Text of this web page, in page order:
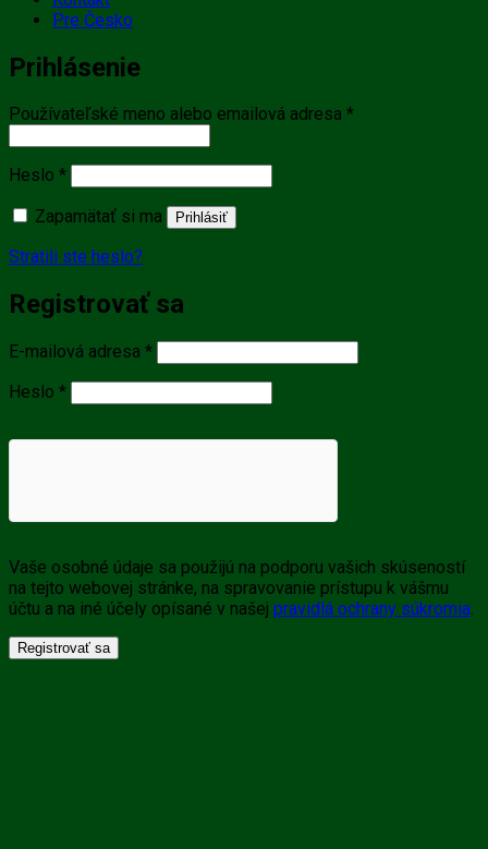
Pre Česko
Prihlásenie
Používateľské meno alebo emailová adresa *Povinné
Heslo *Povinné
Zapamätať si ma Prihlásiť
Stratili ste heslo?
Registrovať sa
E-mailová adresa *Povinné
Heslo *Povinné
Vaše osobné údaje sa použijú na podporu vašich skúseností
na tejto webovej stránke, na spravovanie prístupu k vášmu
účtu a na iné účely opísané v našej pravidlá ochrany súkromia.
Registrovať sa